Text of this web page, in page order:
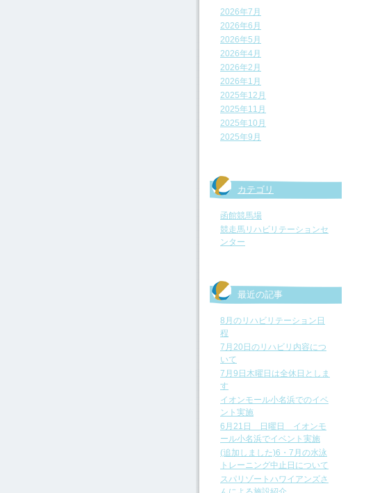
2026年7月
2026年6月
2026年5月
2026年4月
2026年2月
2026年1月
2025年12月
2025年11月
2025年10月
2025年9月
カテゴリ
函館競馬場
競走馬リハビリテーションセ
ンター
最近の記事
8月のリハビリテーション日
程
7月20日のリハビリ内容につ
いて
7月9日木曜日は全休日としま
す
イオンモール小名浜でのイベ
ント実施
6月21日 日曜日 イオンモ
ール小名浜でイベント実施
(追加しました)6・7月の水泳
トレーニング中止日について
スパリゾートハワイアンズさ